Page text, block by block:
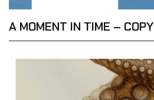
A MOMENT IN TIME – COPY